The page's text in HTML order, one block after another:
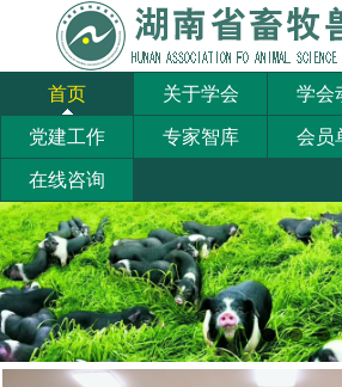
首页 关于学会 学会
党建工作 专家智库 会员
在线咨询